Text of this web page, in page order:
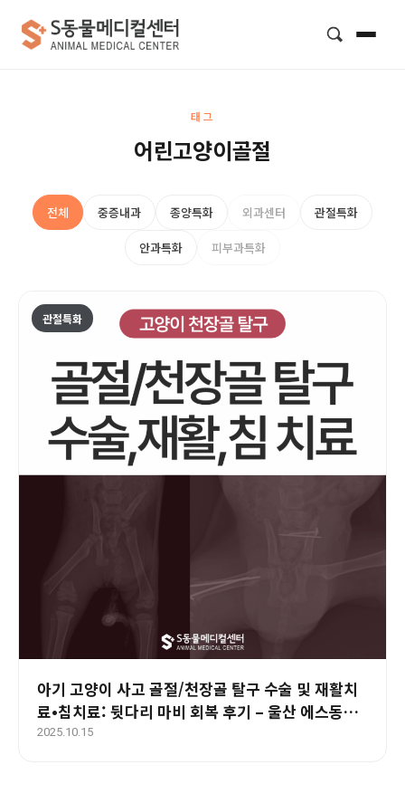
태그
어린고양이골절
전체 중증내과 종양특화 외과센터 관절특화
안과특화 피부과특화
관절특화
아기 고양이 사고 골절/천장골 탈구 수술 및 재활치
료•침치료: 뒷다리 마비 회복 후기 – 울산 에스동물
병원
2025.10.15